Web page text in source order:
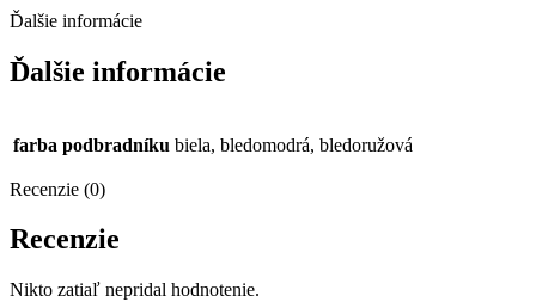
Ďalšie informácie
Ďalšie informácie
farba podbradníku biela, bledomodrá, bledoružová
Recenzie (0)
Recenzie
Nikto zatiaľ nepridal hodnotenie.